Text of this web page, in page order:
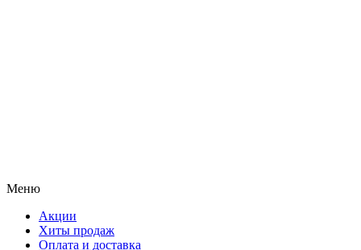
Меню
Акции
Хиты продаж
Оплата и доставка